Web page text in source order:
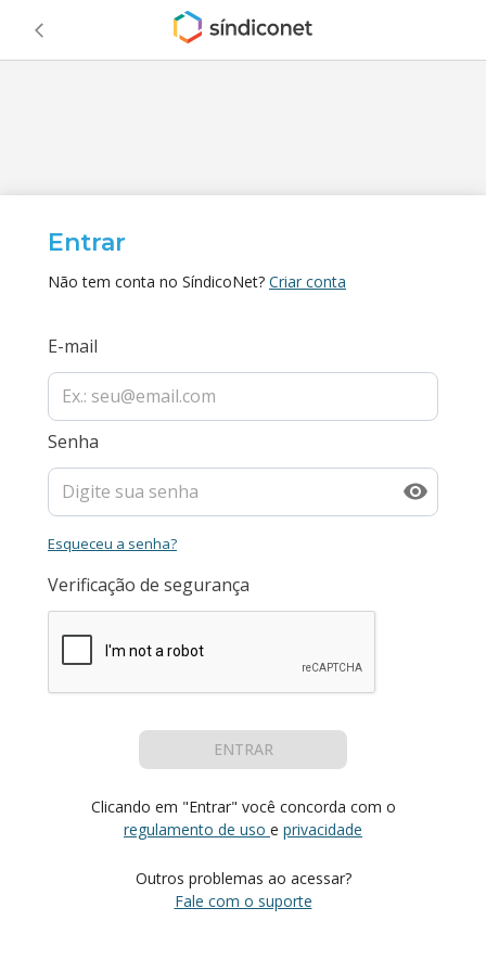
Entrar
Não tem conta no SíndicoNet? Criar conta
E-mail
Senha
Esqueceu a senha?
Verificação de segurança
ENTRAR
Clicando em "Entrar" você concorda com o
regulamento de uso e privacidade
Outros problemas ao acessar?
Fale com o suporte